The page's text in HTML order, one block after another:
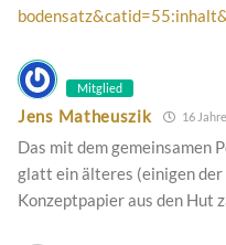
Mitglied
Jens Matheuszik 16
Das mit dem gemeinsamen
glatt ein älteres (einigen
Konzeptpapier aus den Hut